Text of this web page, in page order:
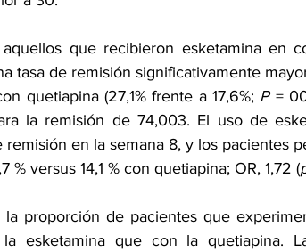
que recibieron esketamina en
tasa de remisión significativamente
quetiapina (27,1% frente a 17,6%; P =
la remisión de 74,003. El uso de
remisión en la semana 8, y los pacientes
% versus 14,1 % con quetiapina; OR, 1,72 (
proporción de pacientes que
esketamina que con la quetiapina.